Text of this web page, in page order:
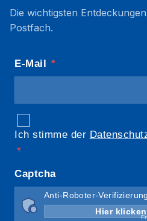
Die wichtigsten
Postfach.